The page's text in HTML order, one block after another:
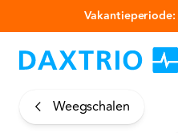
Vakantieperiode:
Weegschalen